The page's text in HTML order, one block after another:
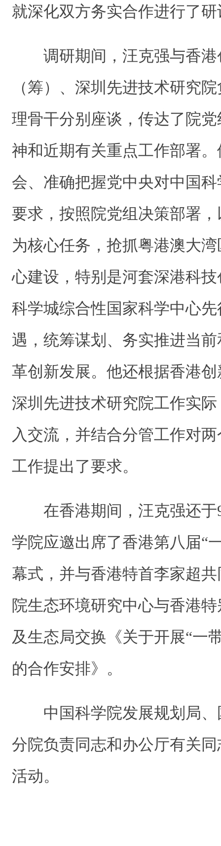
就深化双方务实合作进行了研
调研期间，汪克强与香
（筹）、深圳先进技术研究
理骨干分别座谈，传达了院
神和近期有关重点工作部署
会、准确把握党中央对中国
要求，按照院党组决策部署
为核心任务，抢抓粤港澳大
心建设，特别是河套深港科
科学城综合性国家科学中心
遇，统筹谋划、务实推进当
革创新发展。他还根据香港
深圳先进技术研究院工作实
入交流，并结合分管工作对
工作提出了要求。
在香港期间，汪克强还
学院应邀出席了香港第八届“
幕式，并与香港特首李家超
院生态环境研究中心与香港
及生态局交换《关于开展“一
的合作安排》。
中国科学院发展规划局
分院负责同志和办公厅有关
活动。